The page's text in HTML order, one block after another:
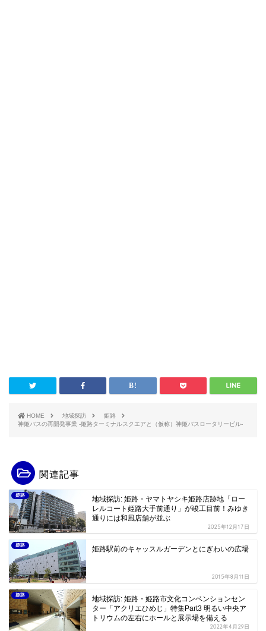
HOME 地域探訪
姫路
神姫バスの再開発事業 -姫路ターミナルスクエアと（仮称）神姫バスロータリービル-
関連記事
姫路
地域探訪: 姫路・ヤマトヤシキ姫路店跡地「ロー
レルコート姫路大手前通り」が竣工目前！みゆき
通りには和風店舗が並ぶ
2025年12月17日
姫路 姫路駅前のキャッスルガーデンとにぎわいの広場
2015年8月11日
姫路
地域探訪: 姫路・姫路市文化コンベンションセン
ター「アクリエひめじ」特集Part3 明るい中央ア
トリウムの左右にホールと展示場を備える
2022年4月29日